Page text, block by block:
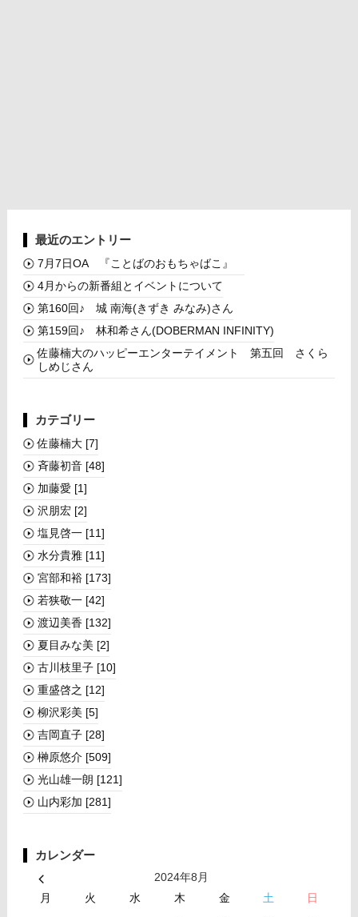
最近のエントリー
7月7日OA 『ことばのおもちゃばこ』
4月からの新番組とイベントについて
第160回♪ 城 南海(きずき みなみ)さん
第159回♪ 林和希さん(DOBERMAN INFINITY)
佐藤楠大のハッピーエンターテイメント 第五回 さくら
しめじさん
カテゴリー
佐藤楠大 [7]
斉藤初音 [48]
加藤愛 [1]
沢朋宏 [2]
塩見啓一 [11]
水分貴雅 [11]
宮部和裕 [173]
若狭敬一 [42]
渡辺美香 [132]
夏目みな美 [2]
古川枝里子 [10]
重盛啓之 [12]
柳沢彩美 [5]
吉岡直子 [28]
榊󠄀原悠介 [509]
光山雄一朗 [121]
山内彩加 [281]
カレンダー
2024年8月
月
火 水 木 金 土
日